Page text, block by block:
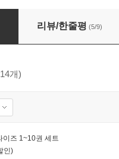
즈 8
리뷰/한줄평 (5/9)
개)
이즈 1~10권 세트
인)